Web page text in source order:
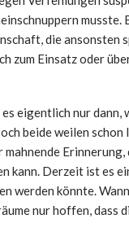
musste.
die
zum Einsatz oder
eigentlich nur
beide weilen
mahnende
kann. Derzeit ist es
werden könnte.
nur hoffen, dass